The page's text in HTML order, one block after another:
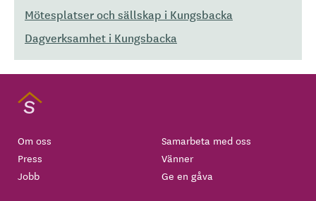
Mötesplatser och sällskap i Kungsbacka
Dagverksamhet i Kungsbacka
Om oss
Press
Jobb
Samarbeta med oss
Vänner
Ge en gåva